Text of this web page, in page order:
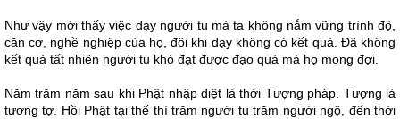
Như vậy mới thấy việc dạy người tu mà ta không nắm vững trình độ,
căn cơ, nghề nghiệp của họ, đôi khi dạy không có kết quả. Đã không
kết quả tất nhiên người tu khó đạt được đạo quả mà họ mong đợi.
Năm trăm năm sau khi Phật nhập diệt là thời Tượng pháp. Tượng là
tương tợ. Hồi Phật tại thế thì trăm người tu trăm người ngộ, đến thời